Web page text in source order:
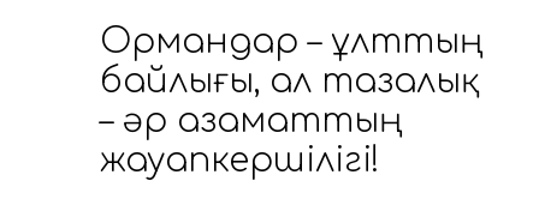
Ормандар – ұлттың
байлығы, ал тазалық
– әр азаматтың
жауапкершілігі!